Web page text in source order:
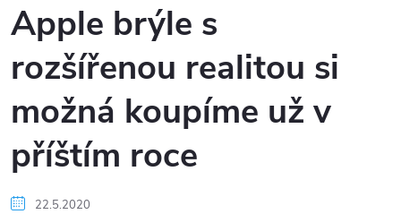
Apple brýle s
rozšířenou realitou si
možná koupíme už v
příštím roce
22.5.2020